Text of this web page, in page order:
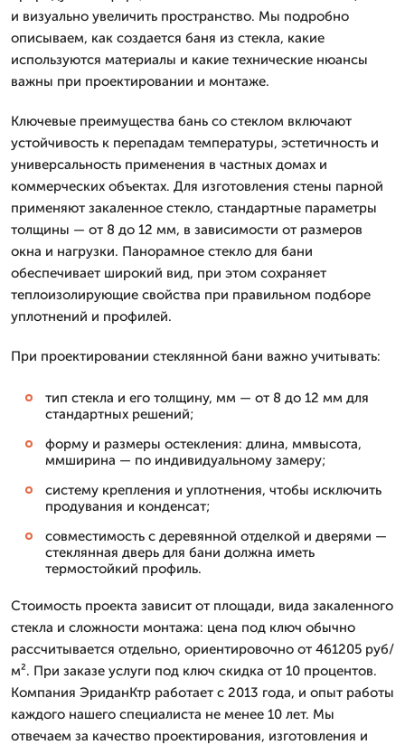
и визуально увеличить пространство. Мы подробно
описываем, как создается баня из стекла, какие
используются материалы и какие технические нюансы
важны при проектировании и монтаже.
Ключевые преимущества бань со стеклом включают
устойчивость к перепадам температуры, эстетичность и
универсальность применения в частных домах и
коммерческих объектах. Для изготовления стены парной
применяют закаленное стекло, стандартные параметры
толщины — от 8 до 12 мм, в зависимости от размеров
окна и нагрузки. Панорамное стекло для бани
обеспечивает широкий вид, при этом сохраняет
теплоизолирующие свойства при правильном подборе
уплотнений и профилей.
При проектировании стеклянной бани важно учитывать:
тип стекла и его толщину, мм — от 8 до 12 мм для
стандартных решений;
форму и размеры остекления: длина, ммвысота,
ммширина — по индивидуальному замеру;
систему крепления и уплотнения, чтобы исключить
продувания и конденсат;
совместимость с деревянной отделкой и дверями —
стеклянная дверь для бани должна иметь
термостойкий профиль.
Стоимость проекта зависит от площади, вида закаленного
стекла и сложности монтажа: цена под ключ обычно
рассчитывается отдельно, ориентировочно от 461205 руб/
м². При заказе услуги под ключ скидка от 10 процентов.
Компания ЭриданКтр работает с 2013 года, и опыт работы
каждого нашего специалиста не менее 10 лет. Мы
отвечаем за качество проектирования, изготовления и